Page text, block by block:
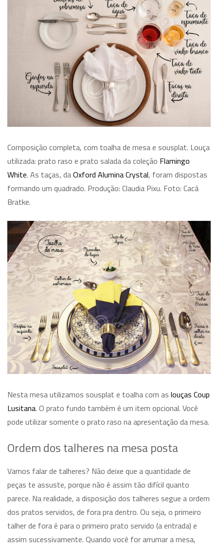
Composição completa, com toalha de mesa e sousplat. Louça
utilizada: prato raso e prato salada da coleção Flamingo
White. As taças, daOxford Alumina Crystal, foram dispostas
formando um quadrado. Produção: Claudia Pixu. Foto: Cacá
Bratke.
Nesta mesa utilizamos sousplat e toalha com as louças Coup
Lusitana. O prato fundo também é um item opcional. Você
pode utilizar somente o prato raso na apresentação da mesa.
Ordem dos talheres na mesa posta
Vamos falar de talheres? Não deixe que a quantidade de
peças te assuste, porque não é assim tão difícil quanto
parece. Na realidade, a disposição dos talheres segue a ordem
dos pratos servidos, de fora pra dentro. Ou seja, o primeiro
talher de fora é para o primeiro prato servido (a entrada) e
assim sucessivamente. Quando você for arrumar a mesa,